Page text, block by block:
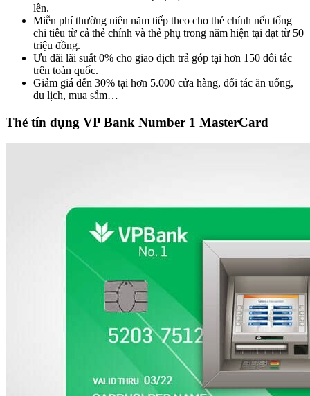
lên.
Miễn phí thường niên năm tiếp theo cho thẻ chính nếu tổng
chi tiêu từ cả thẻ chính và thẻ phụ trong năm hiện tại đạt từ 50
triệu đồng.
Ưu đãi lãi suất 0% cho giao dịch trả góp tại hơn 150 đối tác
trên toàn quốc.
Giảm giá đến 30% tại hơn 5.000 cửa hàng, đối tác ăn uống,
du lịch, mua sắm…
Thẻ tín dụng VP Bank Number 1 MasterCard